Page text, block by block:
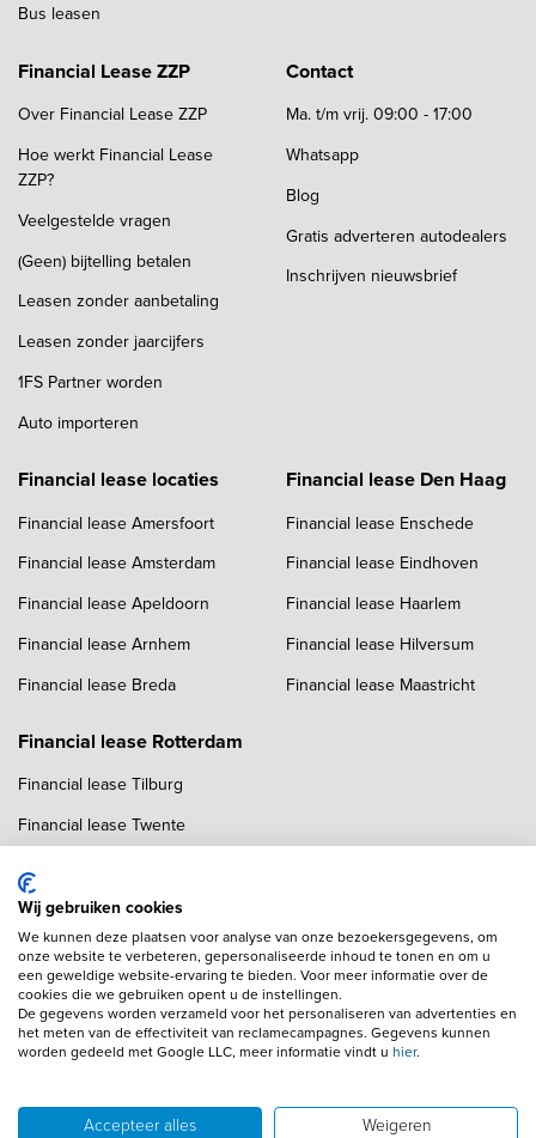
Bus leasen
Financial Lease ZZP
Over Financial Lease ZZP
Hoe werkt Financial Lease
ZZP?
Veelgestelde vragen
(Geen) bijtelling betalen
Leasen zonder aanbetaling
Leasen zonder jaarcijfers
1FS Partner worden
Auto importeren
Contact
Ma. t/m vrij. 09:00 - 17:00
Whatsapp
Blog
Gratis adverteren autodealers
Inschrijven nieuwsbrief
Financial lease locaties
Financial lease Amersfoort
Financial lease Amsterdam
Financial lease Apeldoorn
Financial lease Arnhem
Financial lease Breda
Financial lease Den Haag
Financial lease Enschede
Financial lease Eindhoven
Financial lease Haarlem
Financial lease Hilversum
Financial lease Maastricht
Financial lease Rotterdam
Financial lease Tilburg
Financial lease Twente
Financial lease Zwolle
Copyright navigation
Adverteren
Autobedrijven
Wij gebruiken cookies
We kunnen deze plaatsen voor analyse van onze bezoekersgegevens, om
onze website te verbeteren, gepersonaliseerde inhoud te tonen en om u
een geweldige website-ervaring te bieden. Voor meer informatie over de
cookies die we gebruiken opent u de instellingen.
De gegevens worden verzameld voor het personaliseren van advertenties en
het meten van de effectiviteit van reclamecampagnes. Gegevens kunnen
worden gedeeld met Google LLC, meer informatie vindt u hier.
Accepteer alles Weigeren